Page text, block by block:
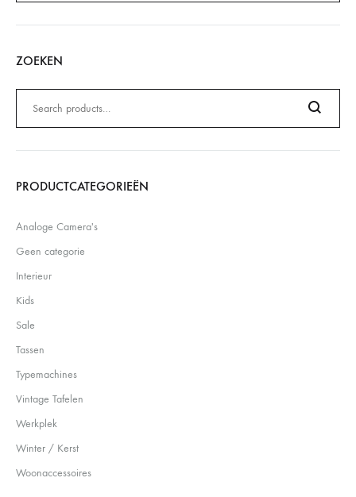
ZOEKEN
naar:
Search
PRODUCTCATEGORIEËN
Analoge Camera's
Geen categorie
Interieur
Kids
Sale
Tassen
Typemachines
Vintage Tafelen
Werkplek
Winter / Kerst
Woonaccessoires